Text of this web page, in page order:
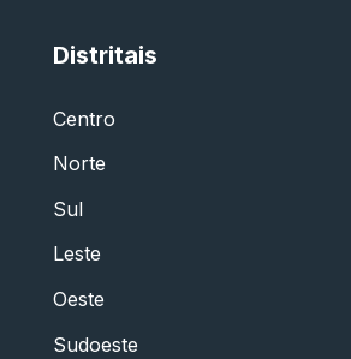
Distritais
Centro
Norte
Sul
Leste
Oeste
Sudoeste